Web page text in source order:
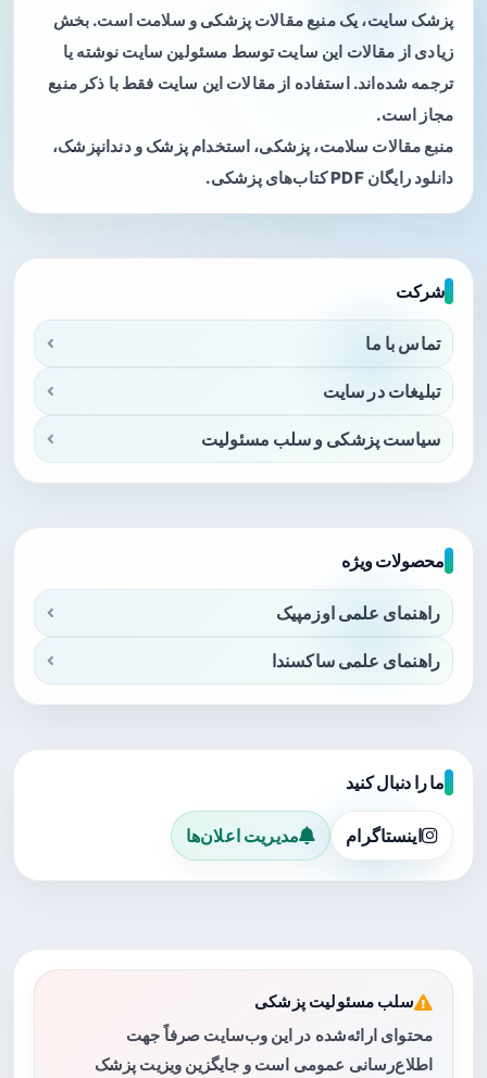
پزشک سایت، یک منبع مقالات پزشکی و سلامت است. بخش
زیادی از مقالات این سایت توسط مسئولین سایت نوشته یا
ترجمه شده‌اند. استفاده از مقالات این سایت فقط با ذکر منبع
مجاز است.
منبع مقالات سلامت، پزشکی، استخدام پزشک و دندانپزشک،
دانلود رایگان PDF کتاب‌های پزشکی.
شرکت
تماس با ما
تبلیغات در سایت
سیاست پزشکی و سلب مسئولیت
محصولات ویژه
راهنمای علمی اوزمپیک
راهنمای علمی ساکسندا
ما را دنبال کنید
اینستاگرام مدیریت اعلان‌ها
سلب مسئولیت پزشکی
محتوای ارائه‌شده در این وب‌سایت صرفاً جهت
اطلاع‌رسانی عمومی است و جایگزین ویزیت پزشک